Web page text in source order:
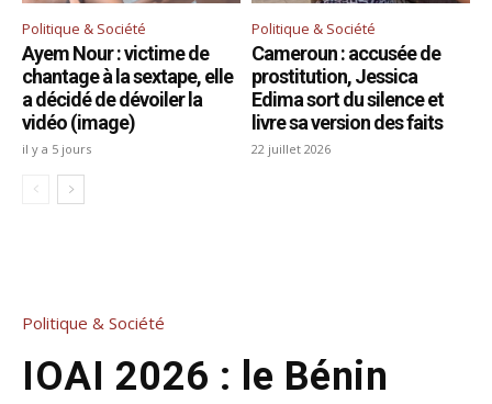
Politique & Société
Ayem Nour : victime de
chantage à la sextape, elle
a décidé de dévoiler la
vidéo (image)
il y a 5 jours
Politique & Société
Cameroun : accusée de
prostitution, Jessica
Edima sort du silence et
livre sa version des faits
22 juillet 2026